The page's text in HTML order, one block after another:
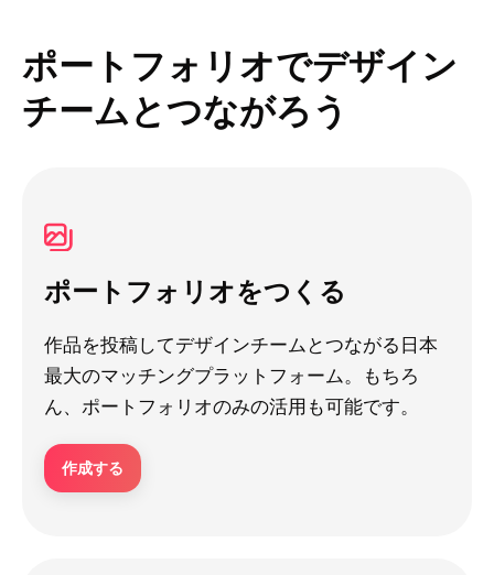
ポートフォリオでデザイン
チームとつながろう
ポートフォリオをつくる
作品を投稿してデザインチームとつながる日本
最大のマッチングプラットフォーム。もちろ
ん、ポートフォリオのみの活用も可能です。
作成する